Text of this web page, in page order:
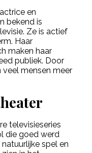
en
bekend is
Ze is actief
Haar
maken haar
publiek. Door
veel mensen meer
televisieseries
die goed werd
spel en